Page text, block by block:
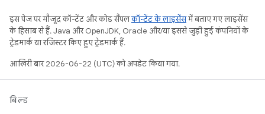
इस पेज पर मौजूद कॉन्टेंट और कोड सैंपलकॉन्टेंट के लाइसेंसमें बताए गए लाइसेंस
के हिसाब से हैं. Java और OpenJDK, Oracle और/या इससे जुड़ी हुई कंपनियों के
ट्रेडमार्क या रजिस्टर किए हुए ट्रेडमार्क हैं.
आखिरी बार 2026-06-22 (UTC) को अपडेट किया गया.
बिल्ड